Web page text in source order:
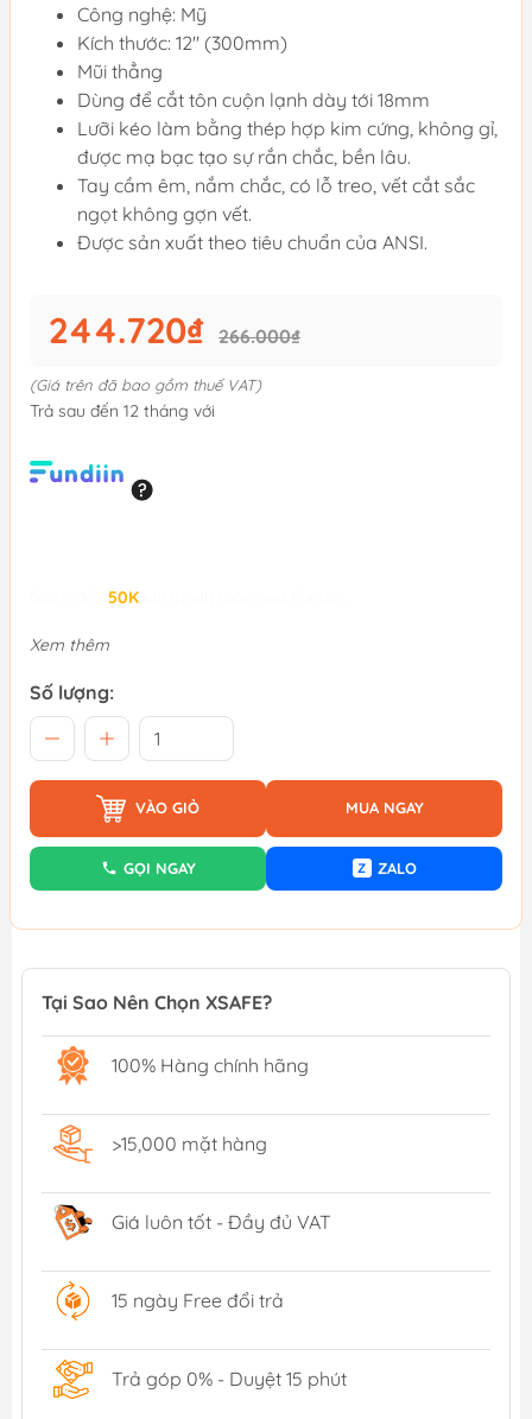
Công nghệ: Mỹ
Kích thước: 12" (300mm)
Mũi thẳng
Dùng để cắt tôn cuộn lạnh dày tới 18mm
Lưỡi kéo làm bằng thép hợp kim cứng, không gỉ,
được mạ bạc tạo sự rắn chắc, bền lâu.
Tay cầm êm, nắm chắc, có lỗ treo, vết cắt sắc
ngọt không gợn vết.
Được sản xuất theo tiêu chuẩn của ANSI.
244.720₫ 266.000₫
(Giá trên đã bao gồm thuế VAT)
Trả sau đến 12 tháng với
50K
Xem thêm
Số lượng:
VÀO GIỎ MUA NGAY
GỌI NGAY Z ZALO
Tại Sao Nên Chọn XSAFE?
100% Hàng chính hãng
>15,000 mặt hàng
Giá luôn tốt - Đầy đủ VAT
15 ngày Free đổi trả
Trả góp 0% - Duyệt 15 phút